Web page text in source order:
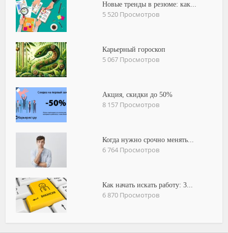
Новые тренды в резюме: как...
5 520 Просмотров
Карьерный гороскоп
5 067 Просмотров
Акция, скидки до 50%
8 157 Просмотров
Когда нужно срочно менять...
6 764 Просмотров
Как начать искать работу: 3...
6 870 Просмотров